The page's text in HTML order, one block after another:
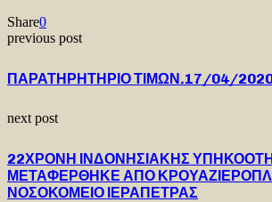
Share0
previous post
ΠΑΡΑΤΗΡΗΤΗΡΙΟ ΤΙΜΩΝ.17/04/
next post
22ΧΡΟΝΗ ΙΝΔΟΝΗΣΙΑΚΗΣ
ΜΕΤΑΦΕΡΘΗΚΕ ΑΠΟ
ΝΟΣΟΚΟΜΕΙΟ ΙΕΡΑΠΕΤΡΑΣ